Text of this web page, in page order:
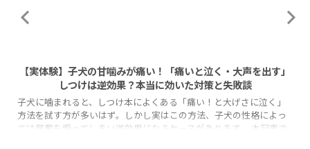
【実体験】子犬の甘噛みが痛い！「痛いと泣く・大声を出す」
しつけは逆効果？本当に効いた対策と失敗談
子犬に噛まれると、しつけ本によくある「痛い！と大げさに泣く」
方法を試す方が多いはず。しかし実はこの方法、子犬の性格によっ
ては興奮を煽ってしまい逆効果になるケースがあります。 本記事で